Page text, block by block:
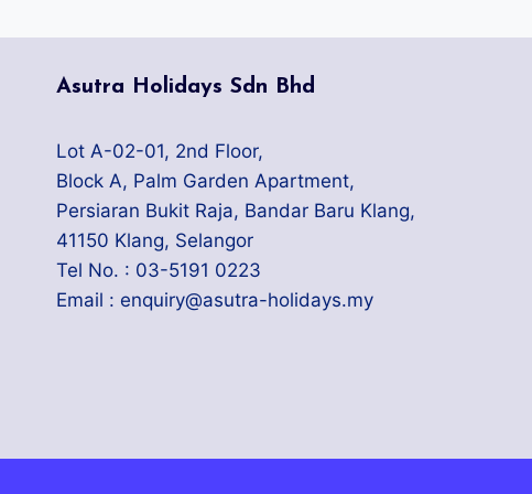
Asutra Holidays Sdn Bhd
Lot A-02-01, 2nd Floor,
Block A, Palm Garden Apartment,
Persiaran Bukit Raja, Bandar Baru Klang,
41150 Klang, Selangor
Tel No. : 03-5191 0223
Email : enquiry@asutra-holidays.my